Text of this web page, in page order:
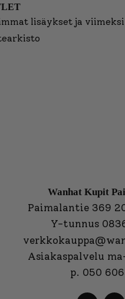
lisäykset ja
Wanhat Kupit
Paimalantie 369
Y-tunnus
Asiakaspalvelu
p. 050